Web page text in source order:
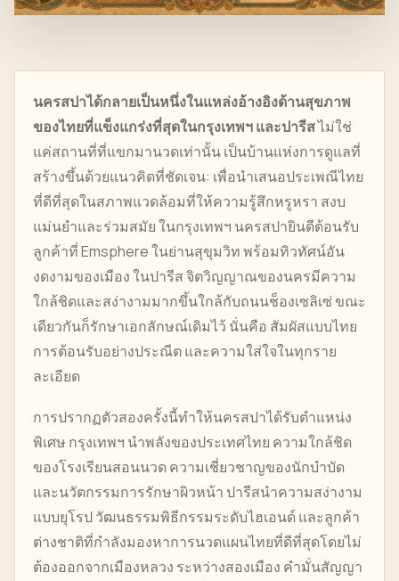
นครสปาได้กลายเป็นหนึ่งในแหล่งอ้างอิงด้านสุขภาพ
ของไทยที่แข็งแกร่งที่สุดในกรุงเทพฯ และปารีสไม่ใช่
แค่สถานที่ที่แขกมานวดเท่านั้น เป็นบ้านแห่งการดูแลที่
สร้างขึ้นด้วยแนวคิดที่ชัดเจน: เพื่อนำเสนอประเพณีไทย
ที่ดีที่สุดในสภาพแวดล้อมที่ให้ความรู้สึกหรูหรา สงบ
แม่นยำและร่วมสมัย ในกรุงเทพฯ นครสปายินดีต้อนรับ
ลูกค้าที่ Emsphere ในย่านสุขุมวิท พร้อมทิวทัศน์อัน
งดงามของเมือง ในปารีส จิตวิญญาณของนครมีความ
ใกล้ชิดและสง่างามมากขึ้นใกล้กับถนนช็องเซลิเซ่ ขณะ
เดียวกันก็รักษาเอกลักษณ์เดิมไว้ นั่นคือ สัมผัสแบบไทย
การต้อนรับอย่างประณีต และความใส่ใจในทุกราย
ละเอียด
การปรากฏตัวสองครั้งนี้ทำให้นครสปาได้รับตำแหน่ง
พิเศษ กรุงเทพฯ นำพลังของประเทศไทย ความใกล้ชิด
ของโรงเรียนสอนนวด ความเชี่ยวชาญของนักบำบัด
และนวัตกรรมการรักษาผิวหน้า ปารีสนำความสง่างาม
แบบยุโรป วัฒนธรรมพิธีกรรมระดับไฮเอนด์ และลูกค้า
ต่างชาติที่กำลังมองหาการนวดแผนไทยที่ดีที่สุดโดยไม่
ต้องออกจากเมืองหลวง ระหว่างสองเมือง คำมั่นสัญญา